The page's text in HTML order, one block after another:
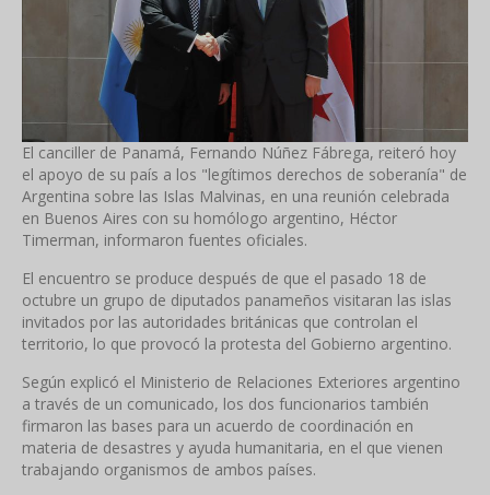
El canciller de Panamá, Fernando Núñez Fábrega, reiteró hoy
el apoyo de su país a los "legítimos derechos de soberanía" de
Argentina sobre las Islas Malvinas, en una reunión celebrada
en Buenos Aires con su homólogo argentino, Héctor
Timerman, informaron fuentes oficiales.
El encuentro se produce después de que el pasado 18 de
octubre un grupo de diputados panameños visitaran las islas
invitados por las autoridades británicas que controlan el
territorio, lo que provocó la protesta del Gobierno argentino.
Según explicó el Ministerio de Relaciones Exteriores argentino
a través de un comunicado, los dos funcionarios también
firmaron las bases para un acuerdo de coordinación en
materia de desastres y ayuda humanitaria, en el que vienen
trabajando organismos de ambos países.